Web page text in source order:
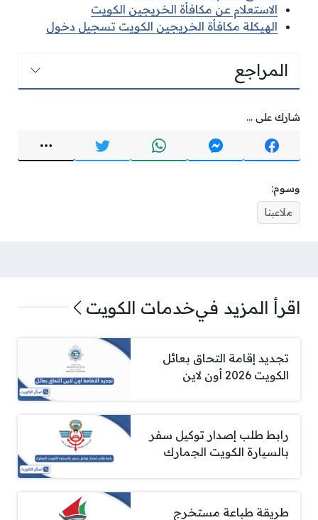
الاستعلام عن مكافأة الخريجين الكويت
الهيكلة مكافأة الخريجين الكويت تسجيل دخول
المراجع
شارك على ...
وسوم:
ملاعبنا
اقرأ المزيد فيخدمات الكويت
تجديد إقامة التحاق بعائل
الكويت 2026 أون لاين
رابط طلب إصدار توكيل سفر
بالسيارة الكويت الجمارك
طريقة طباعة مستخرج